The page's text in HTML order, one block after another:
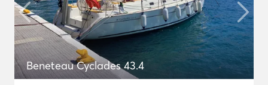
Beneteau Cyclades 43.4